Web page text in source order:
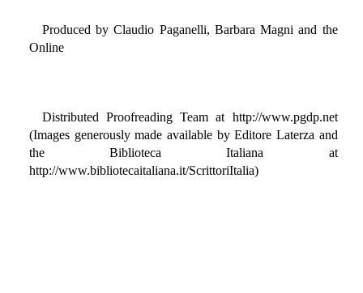
Produced by Claudio Paganelli, Barbara Magni and the
Online
Distributed Proofreading Team at http://www.pgdp.net
(Images generously made available by Editore Laterza and
the Biblioteca Italiana at
http://www.bibliotecaitaliana.it/ScrittoriItalia)